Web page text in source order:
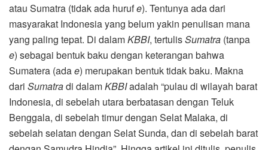
atau Sumatra (tidak ada hurufe). Tentunya ada dari
masyarakat Indonesia yang belum yakin penulisan mana
yang paling tepat. Di dalamKBBI, tertulisSumatra (tanpa
e) sebagai bentuk baku dengan keterangan bahwa
Sumatera (adae) merupakan bentuk tidak baku. Makna
dari Sumatradi dalamKBBIadalah “pulau di wilayah barat
Indonesia, di sebelah utara berbatasan dengan Teluk
Benggala, di sebelah timur dengan Selat Malaka, di
sebelah selatan dengan Selat Sunda, dan di sebelah barat